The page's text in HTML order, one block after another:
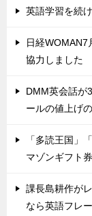
英語学習を続
日経WOMAN7
協力しました
DMM英会話が
ールの値上げ
「多読王国」
マゾンギフト
課長島耕作が
なら英語フレ